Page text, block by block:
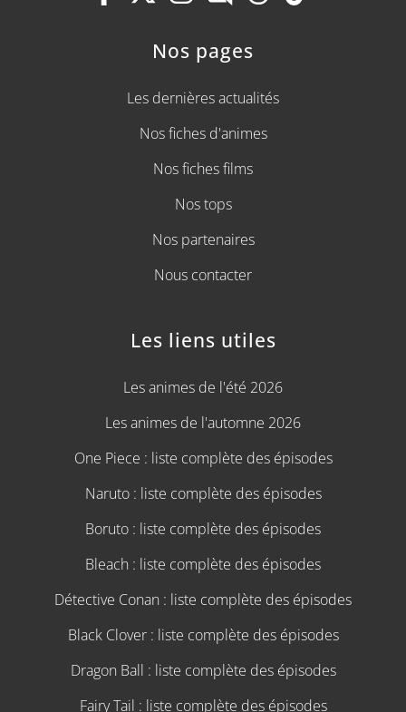
Nos pages
Les dernières actualités
Nos fiches d'animes
Nos fiches films
Nos tops
Nos partenaires
Nous contacter
Les liens utiles
Les animes de l'été 2026
Les animes de l'automne 2026
One Piece : liste complète des épisodes
Naruto : liste complète des épisodes
Boruto : liste complète des épisodes
Bleach : liste complète des épisodes
Détective Conan : liste complète des épisodes
Black Clover : liste complète des épisodes
Dragon Ball : liste complète des épisodes
Fairy Tail : liste complète des épisodes